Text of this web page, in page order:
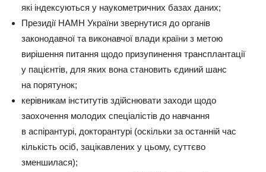
які індексуються у наукометричних базах даних;
Президії НАМН України звернутися до органів
законодавчої та виконавчої влади країни з метою
вирішення питання щодо призупинення трансплантації
у пацієнтів, для яких вона становить єдиний шанс
на порятунок;
керівникам інститутів здійснювати заходи щодо
заохочення молодих спеціалістів до навчання
в аспірантурі, докторантурі (оскільки за останній час
кількість осіб, зацікавлених у цьому, суттєво
зменшилася);